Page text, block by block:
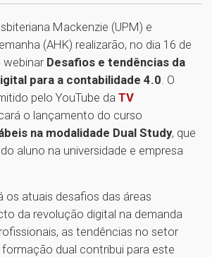
Mackenzie (UPM) e
(AHK) realizarão, no dia 16 de
webinar Desafios e tendências da
para a contabilidade 4.0 . O
pelo YouTube da TV
o lançamento do curso
na modalidade Dual Study, que
aluno na universidade e empresa
os atuais desafios das áreas
da revolução digital na demanda
as tendências no setor
dual contribui para este